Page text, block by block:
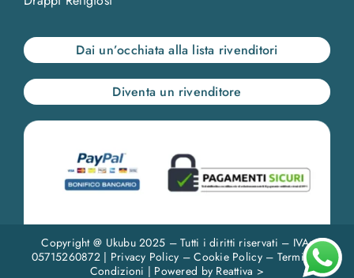
Dai un’occhiata alla lista rivenditori
Diventa un rivenditore
Copyright @ Ukubu 2025 – Tutti i diritti riservati – IVA:
05715260872 | Privacy Policy –Cookie Policy– Termini e
Condizioni | Powered by Reattiva >